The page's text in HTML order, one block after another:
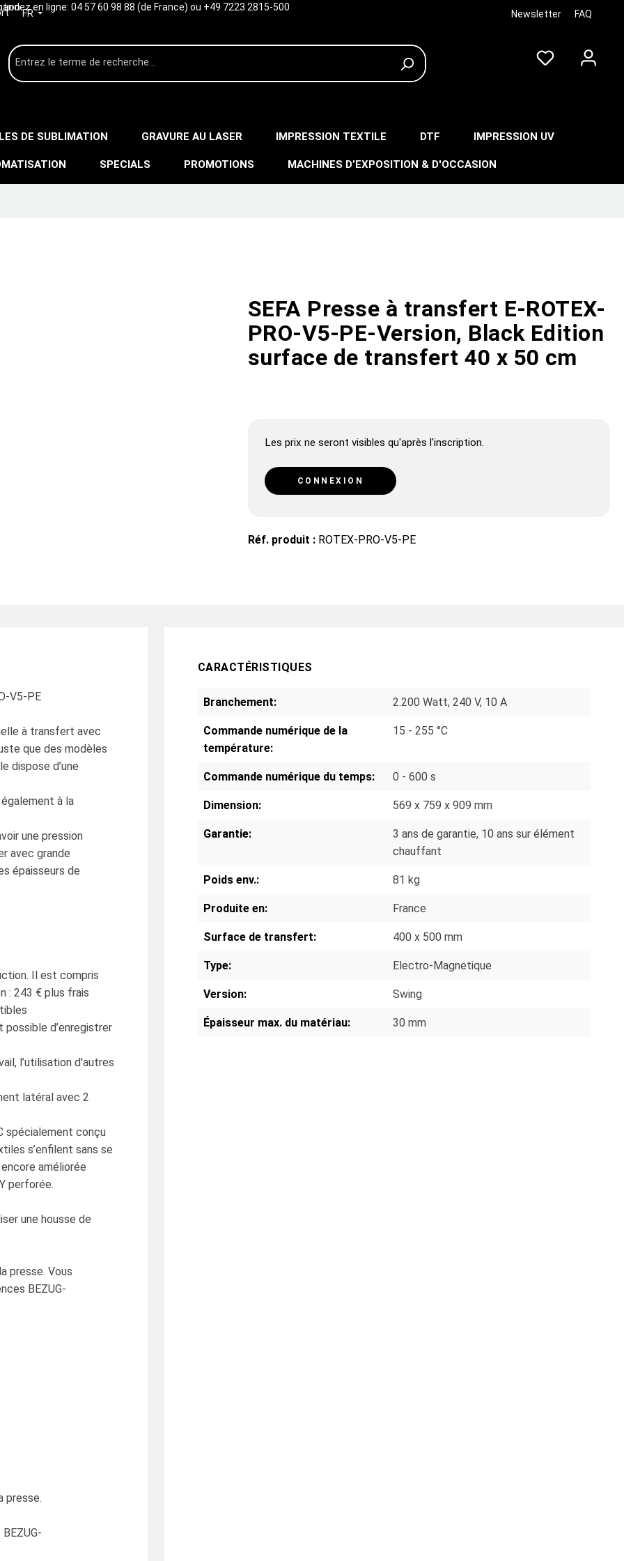
en ligne: 04 57 60 98 88 (de France) ou +49 7223 2815-500
FR Newsletter FAQ
DE SUBLIMATION GRAVURE AU LASER IMPRESSION TEXTILE DTF IMPRESSION UV
SPECIALS PROMOTIONS MACHINES D’EXPOSITION & D'OCCASION
SEFA Presse à transfert E-ROTEX-
PRO-V5-PE-Version, Black Edition
surface de transfert 40 x 50 cm
Les prix ne seront visibles qu'après l'inscription.
CONNEXION
Réf. produit : ROTEX-PRO-V5-PE
V5-PE
à transfert avec
que des modèles
dispose d’une
à la
une pression
avec grande
épaisseurs de
Il est compris
: 243 € plus frais
possible d’enregistrer
l’utilisation d'autres
latéral avec 2
spécialement conçu
s’enfilent sans se
améliorée
perforée.
une housse de
presse. Vous
BEZUG-
presse.
CARACTÉRISTIQUES
Branchement: 2.200 Watt, 240 V, 10 A
Commande numérique de la
température:
15 - 255 °C
Commande numérique du temps: 0 - 600 s
Dimension: 569 x 759 x 909 mm
Garantie:
3 ans de garantie, 10 ans sur élément
chauffant
Poids env.: 81 kg
Produite en: France
Surface de transfert: 400 x 500 mm
Type: Electro-Magnetique
Version: Swing
Épaisseur max. du matériau: 30 mm